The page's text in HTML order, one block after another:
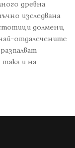
древна
изследвана
долмени,
отдалечените
и на